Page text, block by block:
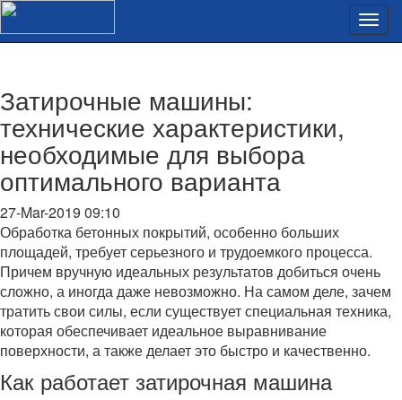
Затирочные машины:
технические характеристики,
необходимые для выбора
оптимального варианта
27-Mar-2019 09:10
Обработка бетонных покрытий, особенно больших
площадей, требует серьезного и трудоемкого процесса.
Причем вручную идеальных результатов добиться очень
сложно, а иногда даже невозможно. На самом деле, зачем
тратить свои силы, если существует специальная техника,
которая обеспечивает идеальное выравнивание
поверхности, а также делает это быстро и качественно.
Как работает затирочная машина